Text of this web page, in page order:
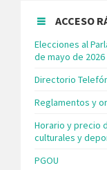
ACCESO
Elecciones al
de mayo de 2026
Directorio
Reglamentos y
Horario y precio
culturales y
PGOU